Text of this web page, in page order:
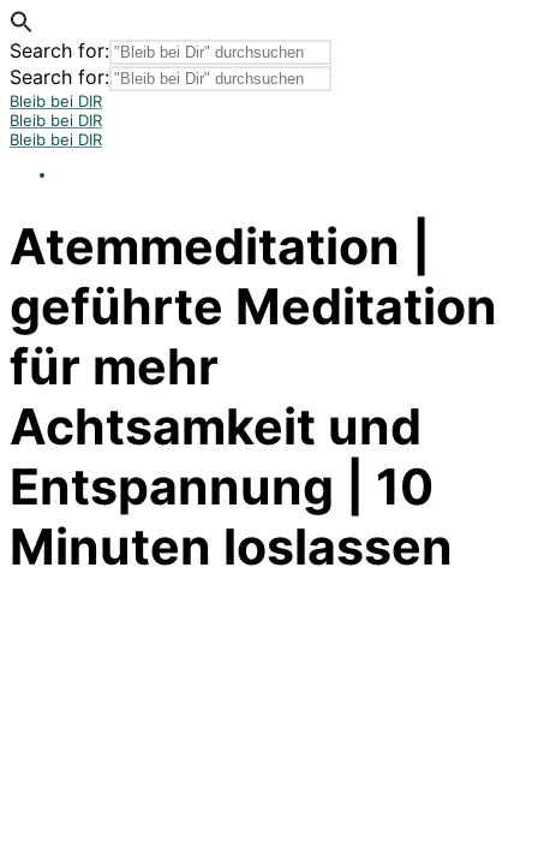
Search for:
Search for:
Bleib bei DIR
Bleib bei DIR
Bleib bei DIR
Atemmeditation |
geführte Meditation
für mehr
Achtsamkeit und
Entspannung | 10
Minuten loslassen